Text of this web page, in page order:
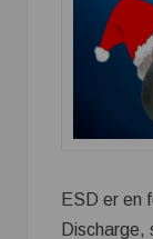
ESD er en